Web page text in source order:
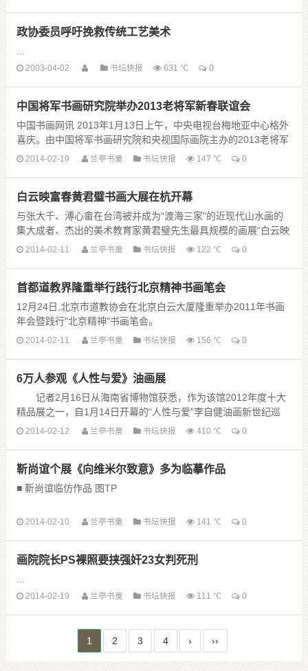
政协委员呼吁挽救传统工艺美术
2003-04-02 书坛快报 631 ℃ 0
中国将军书画研究院举办2013老将军新春联谊会
中国书画网讯 2013年1月13日上午，中央电视台梅地亚中心格外
喜庆。由中国将军书画研究院和央视国际画院主办的2013老将军
新春联谊会在这里隆重举行。大厅内欢歌笑语，喜气洋洋，两条
2014-02-19 兰亭书童 书坛快报 147 ℃ 0
白云映富春黄君璧书画大展在杭开幕
与张大千、溥心畬在台湾被并成为“渡海三家”的近现代山水画的
集大成者、杰出的美术教育家黄君璧先生最具规模的画展“白云映
富春---黄君璧书画展”于12月2日在浙江美术馆开幕。
2014-02-11 兰亭书童 书坛快报 122 ℃ 0
首都道教界隆重举行践行北京精神书画笔会
12月24日,北京市道教协会在北京白云大厦隆重举办2011年书画
年会暨践行"北京精神"书画笔会。
北京市道家书画艺术委员会自2005年成立以来，始终以弘扬中华
2014-02-11 兰亭书童 书坛快报 156 ℃ 0
6万人参观《人性与爱》油画展
记者2月16日从海南省博物馆获悉，作为该馆2012年度十大
精品展之一，自1月14日开幕的“人性与爱”李自健油画新世纪巡
展，已吸引了6万余人参观。为了让画家与观众近距离交流，2月
2014-02-12 兰亭书童 书坛快报 410 ℃ 0
靳尚谊个展《向维米尔致意》多为临摹作品
■ 靳尚谊临仿作品 图TP
维米尔作品
整个展览只有他的3件作品，皆为临仿17世纪荷兰艺术 ......
2014-02-10 兰亭书童 书坛快报 141 ℃ 0
画院院长PS裸照要挟强奸23女判死刑
2014-02-19 兰亭书童 书坛快报 111 ℃ 0
1 2 3 4 › ››